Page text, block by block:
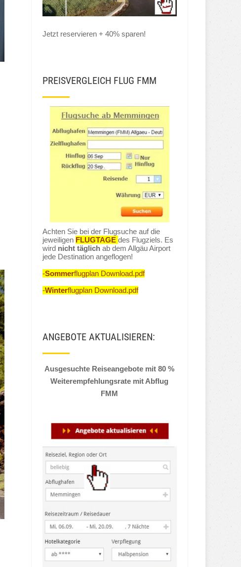
Jetzt reservieren + 40% sparen!
PREISVERGLEICH FLUG FMM
Achten Sie bei der Flugsuche auf die
jeweiligen FLUGTAGE des Flugziels. Es
wird nicht täglichab dem Allgäu Airport
jede Destination angeflogen!
-Sommerflugplan Download.pdf
-Winterflugplan Download.pdf
ANGEBOTE AKTUALISIEREN:
Ausgesuchte Reiseangebote mit 80 %
Weiterempfehlungsrate mit Abflug
FMM